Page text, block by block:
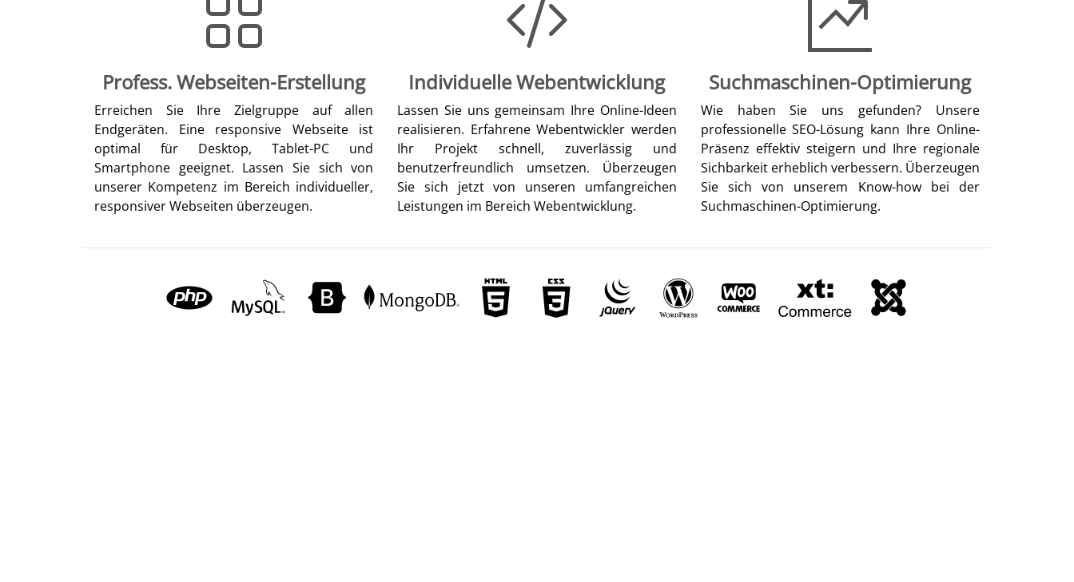
Profess. Webseiten-Erstellung
Erreichen Sie Ihre Zielgruppe auf allen
Endgeräten. Eine responsive Webseite ist
optimal für Desktop, Tablet-PC und
Smartphone geeignet. Lassen Sie sich von
unserer Kompetenz im Bereich individueller,
responsiver Webseiten überzeugen.
Individuelle Webentwicklung
Lassen Sie uns gemeinsam Ihre Online-Ideen
realisieren. Erfahrene Webentwickler werden
Ihr Projekt schnell, zuverlässig und
benutzerfreundlich umsetzen. Überzeugen
Sie sich jetzt von unseren umfangreichen
Leistungen im Bereich Webentwicklung.
Suchmaschinen-Optimierung
Wie haben Sie uns gefunden? Unsere
professionelle SEO-Lösung kann Ihre Online-
Präsenz effektiv steigern und Ihre regionale
Sichbarkeit erheblich verbessern. Überzeugen
Sie sich von unserem Know-how bei der
Suchmaschinen-Optimierung.